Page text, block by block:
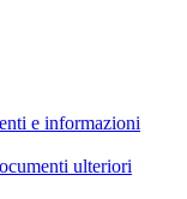
e informazioni
ulteriori